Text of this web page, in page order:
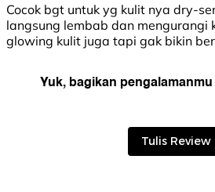
Cocok bgt untuk yg kulit nya dry-
langsung lembab dan mengurangi
glowing kulit juga tapi gak bikin